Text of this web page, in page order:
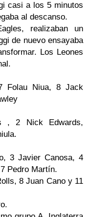
casi a los 5 minutos
al descanso.
realizaban un
de nuevo ensayaba
Los Leones
Folau Niua, 8 Jack
, 2 Nick Edwards,
3 Javier Canosa, 4
Pedro Martín.
8 Juan Cano y 11